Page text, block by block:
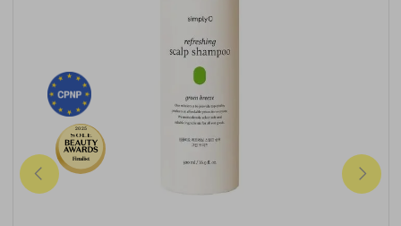
2025
Finalist